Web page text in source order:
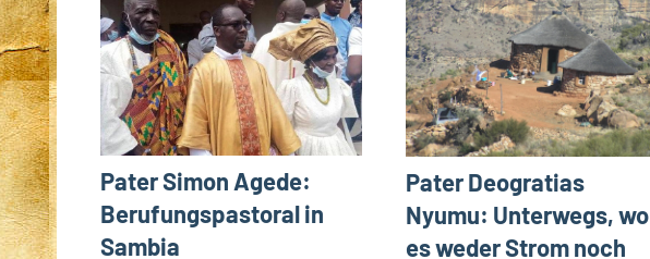
Pater Simon Agede:
Berufungspastoral in
Sambia
Pater Deogratias
Nyumu: Unterwegs, wo
es weder Strom noch